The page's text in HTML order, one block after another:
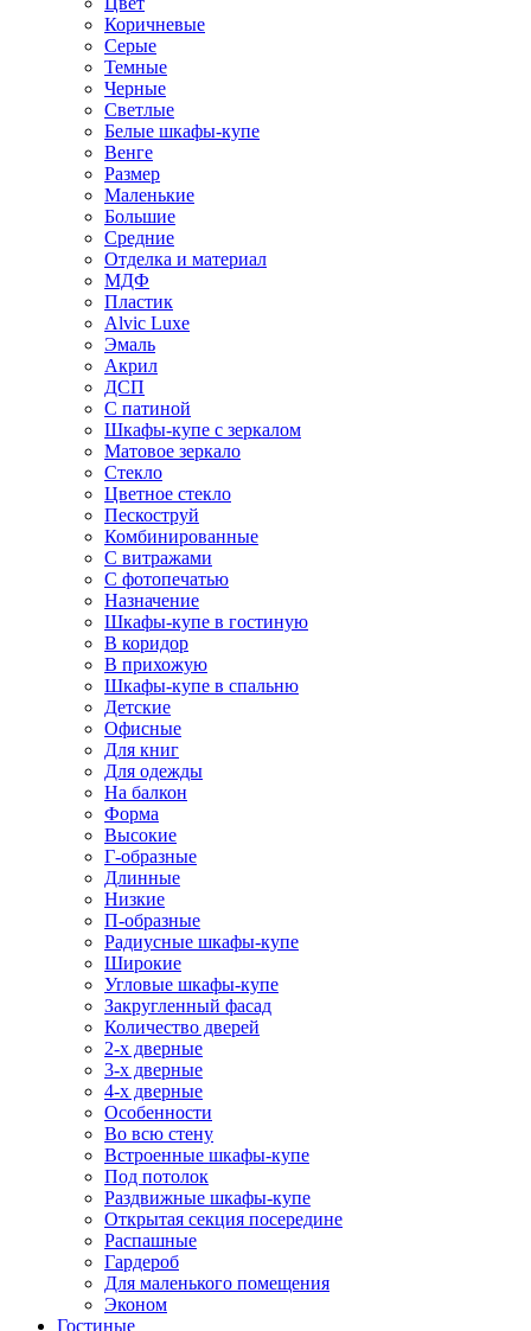
Коричневые
Серые
Темные
Черные
Светлые
Белые шкафы-купе
Венге
Размер
Маленькие
Большие
Средние
Отделка и материал
МДФ
Пластик
Alvic Luxe
Эмаль
Акрил
ДСП
С патиной
Шкафы-купе с зеркалом
Матовое зеркало
Стекло
Цветное стекло
Пескоструй
Комбинированные
С витражами
С фотопечатью
Назначение
Шкафы-купе в гостиную
В коридор
В прихожую
Шкафы-купе в спальню
Детские
Офисные
Для книг
Для одежды
На балкон
Форма
Высокие
Г-образные
Длинные
Низкие
П-образные
Радиусные шкафы-купе
Широкие
Угловые шкафы-купе
Закругленный фасад
Количество дверей
2-х дверные
3-х дверные
4-х дверные
Особенности
Во всю стену
Встроенные шкафы-купе
Под потолок
Раздвижные шкафы-купе
Открытая секция посередине
Распашные
Гардероб
Для маленького помещения
Эконом
Гостиные